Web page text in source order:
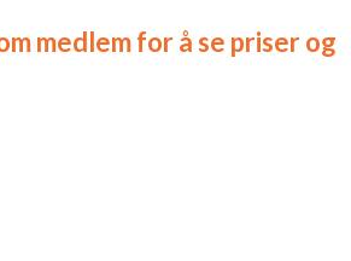
medlem for å se priser og